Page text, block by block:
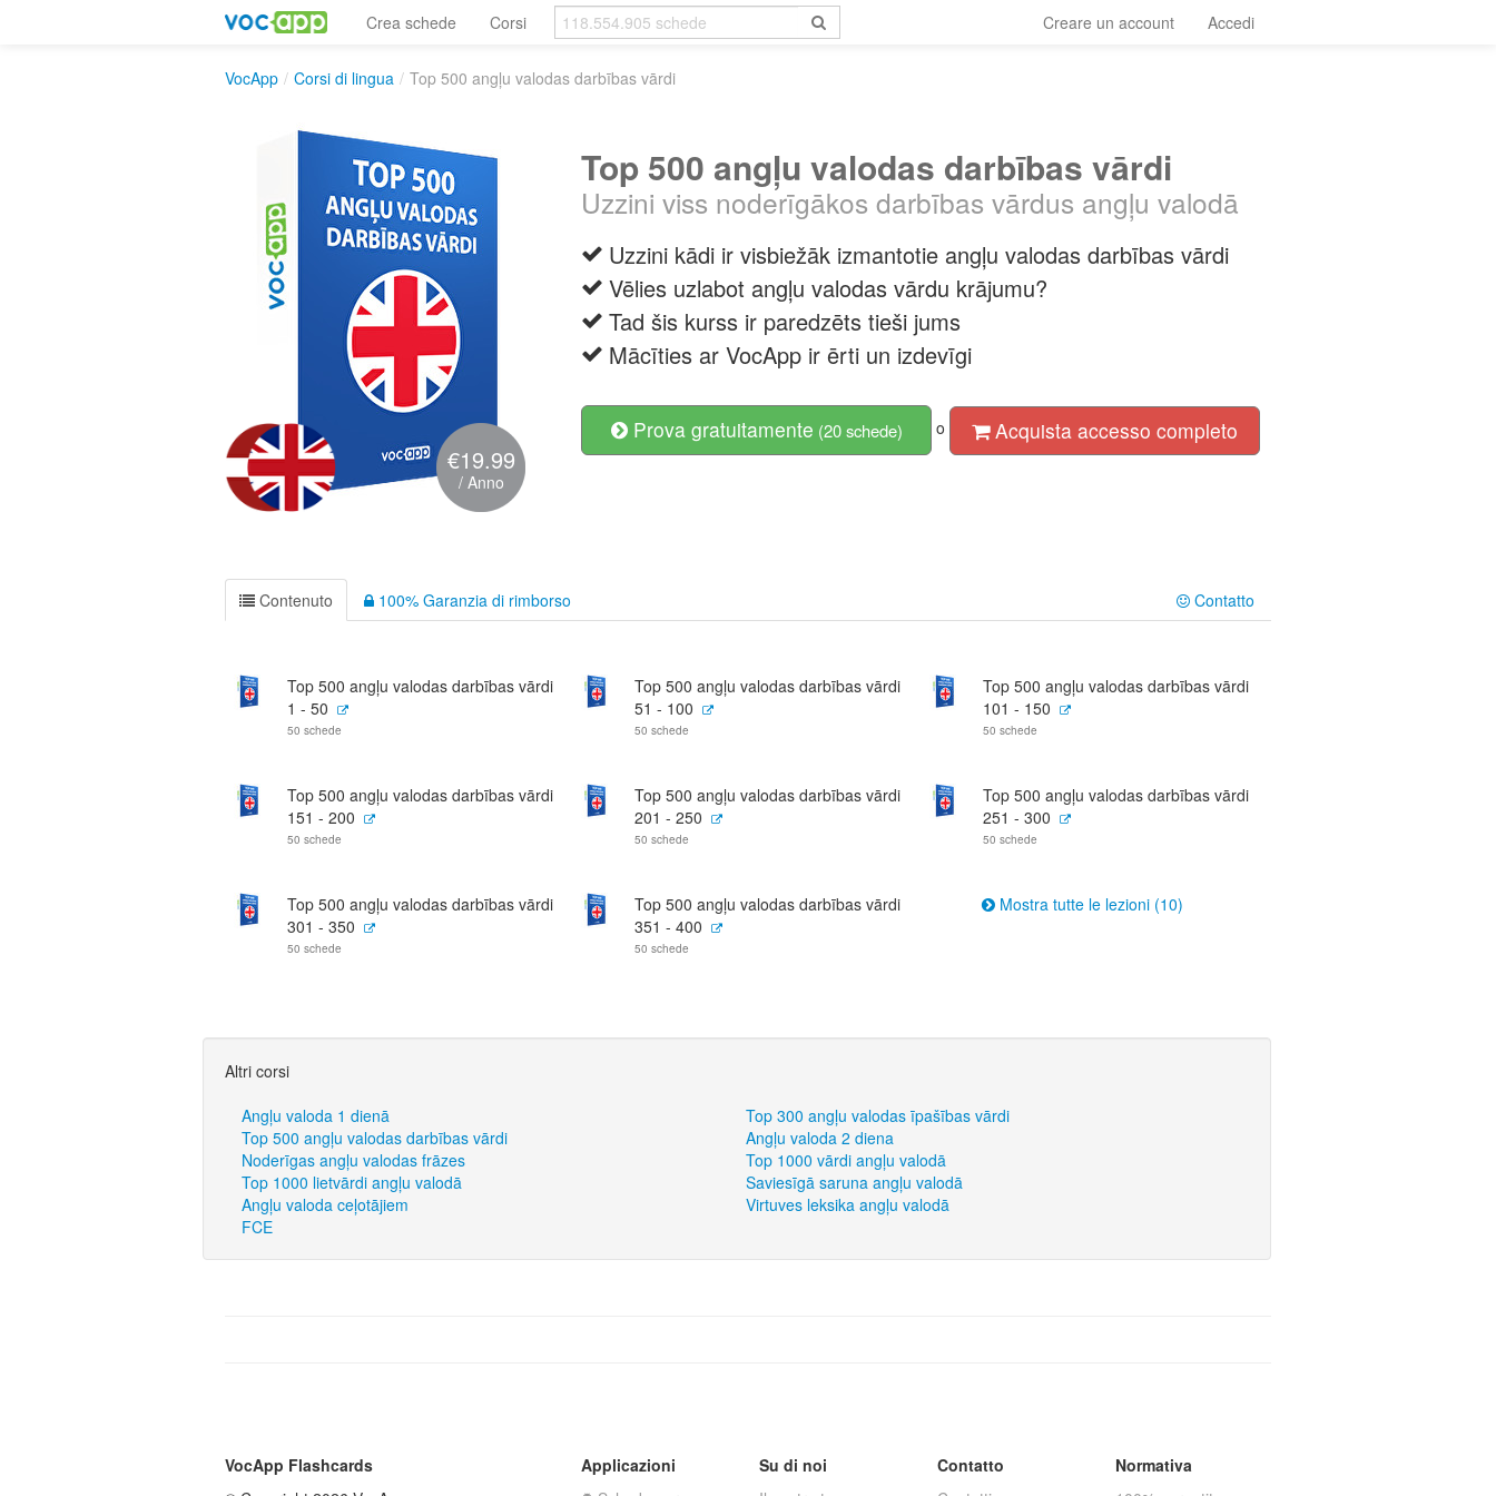
Crea schede Corsi Creare un account Accedi
VocApp / Corsi di lingua / Top 500 angļu valodas darbības vārdi
€19.99
/ Anno
Top 500 angļu valodas darbības vārdi
Uzzini viss noderīgākos darbības vārdus angļu valodā
Uzzini kādi ir visbiežāk izmantotie angļu valodas darbības vārdi
Vēlies uzlabot angļu valodas vārdu krājumu?
Tad šis kurss ir paredzēts tieši jums
Mācīties ar VocApp ir ērti un izdevīgi
Prova gratuitamente (20 schede) o Acquista accesso completo
Contenuto 100% Garanzia di rimborso Contatto
Top 500 angļu valodas darbības vārdi
1 - 50
50 schede
Top 500 angļu valodas darbības vārdi
51 - 100
50 schede
Top 500 angļu valodas darbības vārdi
101 - 150
50 schede
Top 500 angļu valodas darbības vārdi
151 - 200
50 schede
Top 500 angļu valodas darbības vārdi
201 - 250
50 schede
Top 500 angļu valodas darbības vārdi
251 - 300
50 schede
Top 500 angļu valodas darbības vārdi
301 - 350
50 schede
Top 500 angļu valodas darbības vārdi
351 - 400
50 schede
Mostra tutte le lezioni (10)
Altri corsi
Angļu valoda 1 dienā
Top 300 angļu valodas īpašības vārdi
Top 500 angļu valodas darbības vārdi
Angļu valoda 2 diena
Noderīgas angļu valodas frāzes
Top 1000 vārdi angļu valodā
Top 1000 lietvārdi angļu valodā
Saviesīgā saruna angļu valodā
Angļu valoda ceļotājiem
Virtuves leksika angļu valodā
FCE
VocApp Flashcards
Applicazioni
Su di noi
Contatto
Normativa